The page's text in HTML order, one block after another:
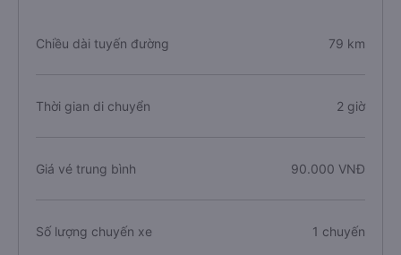
Chiều dài tuyến đường 79 km
Thời gian di chuyển 2 giờ
Giá vé trung bình 90.000 VNĐ
Số lượng chuyến xe 1 chuyến